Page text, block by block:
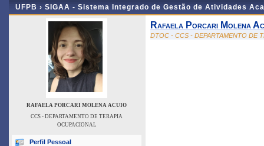
UFPB › SIGAA - Sistema Integrado de Gestão de Atividades
RAFAELA PORCARI MOLENA ACUIO
CCS - DEPARTAMENTO DE TERAPIA
OCUPACIONAL
Perfil Pessoal
Rafaela Porcari Molena
DTOC - CCS - DEPARTAMENTO DE